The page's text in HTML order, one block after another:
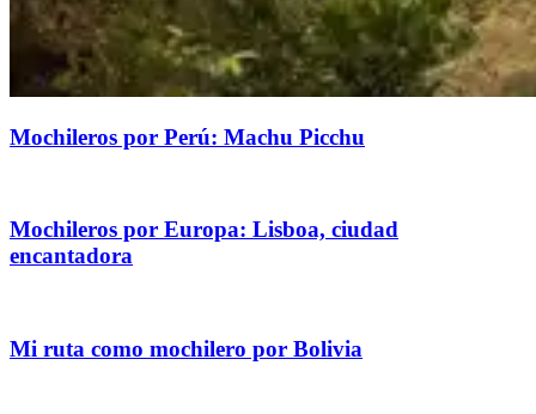
Mochileros por Perú: Machu Picchu
Mochileros por Europa: Lisboa, ciudad
encantadora
Mi ruta como mochilero por Bolivia